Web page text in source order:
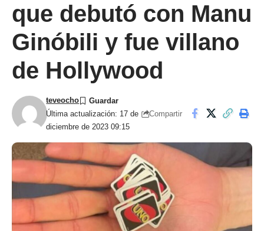
que debutó con Manu
Ginóbili y fue villano
de Hollywood
Última actualización: 17 de
diciembre de 2023 09:15
teveocho
Compartir